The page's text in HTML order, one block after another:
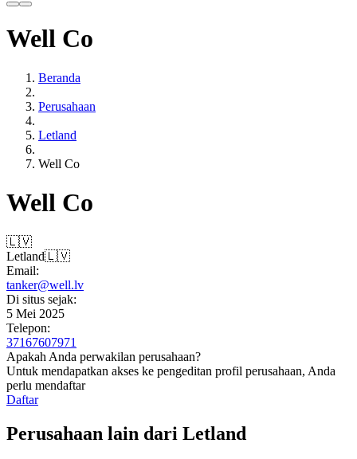
Well Co
Beranda
Perusahaan
Letland
Well Co
Well Co
🇱🇻
Letland🇱🇻
Email:
tanker@well.lv
Di situs sejak:
5 Mei 2025
Telepon:
37167607971
Apakah Anda perwakilan perusahaan?
Untuk mendapatkan akses ke pengeditan profil perusahaan, Anda
perlu mendaftar
Daftar
Perusahaan lain dari Letland